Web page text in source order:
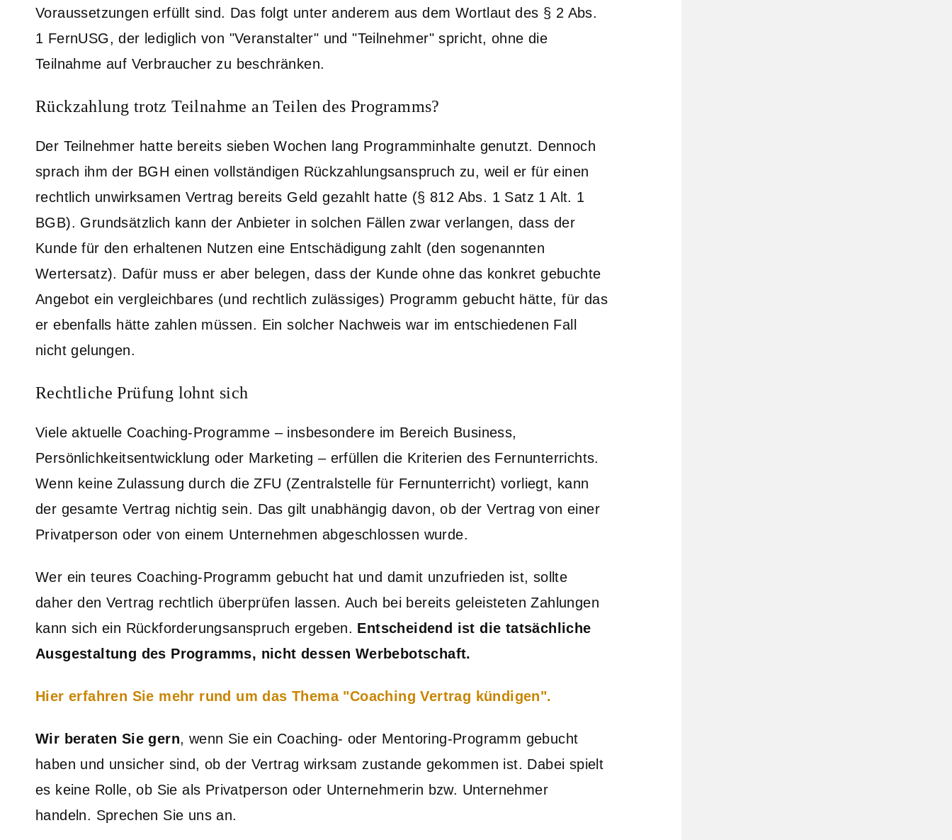
Voraussetzungen erfüllt sind. Das folgt unter anderem aus dem Wortlaut des § 2 Abs.
1 FernUSG, der lediglich von "Veranstalter" und "Teilnehmer" spricht, ohne die
Teilnahme auf Verbraucher zu beschränken.
Rückzahlung trotz Teilnahme an Teilen des Programms?
Der Teilnehmer hatte bereits sieben Wochen lang Programminhalte genutzt. Dennoch
sprach ihm der BGH einen vollständigen Rückzahlungsanspruch zu, weil er für einen
rechtlich unwirksamen Vertrag bereits Geld gezahlt hatte (§ 812 Abs. 1 Satz 1 Alt. 1
BGB). Grundsätzlich kann der Anbieter in solchen Fällen zwar verlangen, dass der
Kunde für den erhaltenen Nutzen eine Entschädigung zahlt (den sogenannten
Wertersatz). Dafür muss er aber belegen, dass der Kunde ohne das konkret gebuchte
Angebot ein vergleichbares (und rechtlich zulässiges) Programm gebucht hätte, für das
er ebenfalls hätte zahlen müssen. Ein solcher Nachweis war im entschiedenen Fall
nicht gelungen.
Rechtliche Prüfung lohnt sich
Viele aktuelle Coaching-Programme – insbesondere im Bereich Business,
Persönlichkeitsentwicklung oder Marketing – erfüllen die Kriterien des Fernunterrichts.
Wenn keine Zulassung durch die ZFU (Zentralstelle für Fernunterricht) vorliegt, kann
der gesamte Vertrag nichtig sein. Das gilt unabhängig davon, ob der Vertrag von einer
Privatperson oder von einem Unternehmen abgeschlossen wurde.
Wer ein teures Coaching-Programm gebucht hat und damit unzufrieden ist, sollte
daher den Vertrag rechtlich überprüfen lassen. Auch bei bereits geleisteten Zahlungen
kann sich ein Rückforderungsanspruch ergeben. Entscheidend ist die tatsächliche
Ausgestaltung des Programms, nicht dessen Werbebotschaft.
Hier erfahren Sie mehr rund um das Thema "Coaching Vertrag kündigen".
Wir beraten Sie gern, wenn Sie ein Coaching- oder Mentoring-Programm gebucht
haben und unsicher sind, ob der Vertrag wirksam zustande gekommen ist. Dabei spielt
es keine Rolle, ob Sie als Privatperson oder Unternehmerin bzw. Unternehmer
handeln. Sprechen Sie uns an.